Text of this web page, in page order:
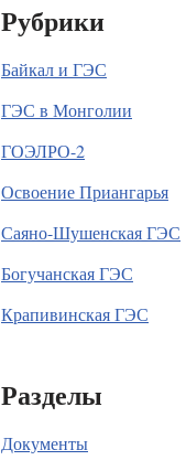
Рубрики
Байкал и ГЭС
ГЭС в Монголии
ГОЭЛРО-2
Освоение Приангарья
Саяно-Шушенская ГЭС
Богучанская ГЭС
Крапивинская ГЭС
Разделы
Документы